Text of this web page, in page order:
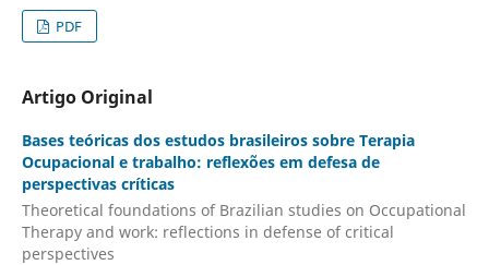
PDF
Artigo Original
Bases teóricas dos estudos brasileiros sobre Terapia
Ocupacional e trabalho: reflexões em defesa de
perspectivas críticas
Theoretical foundations of Brazilian studies on Occupational
Therapy and work: reflections in defense of critical
perspectives